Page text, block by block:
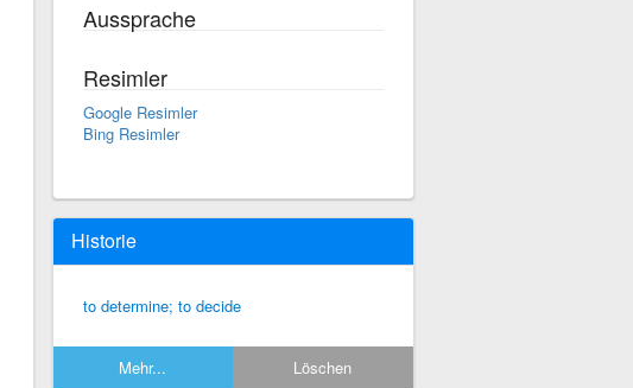
Aussprache
Resimler
Google Resimler
Bing Resimler
Historie
to determine; to decide
Mehr... Löschen